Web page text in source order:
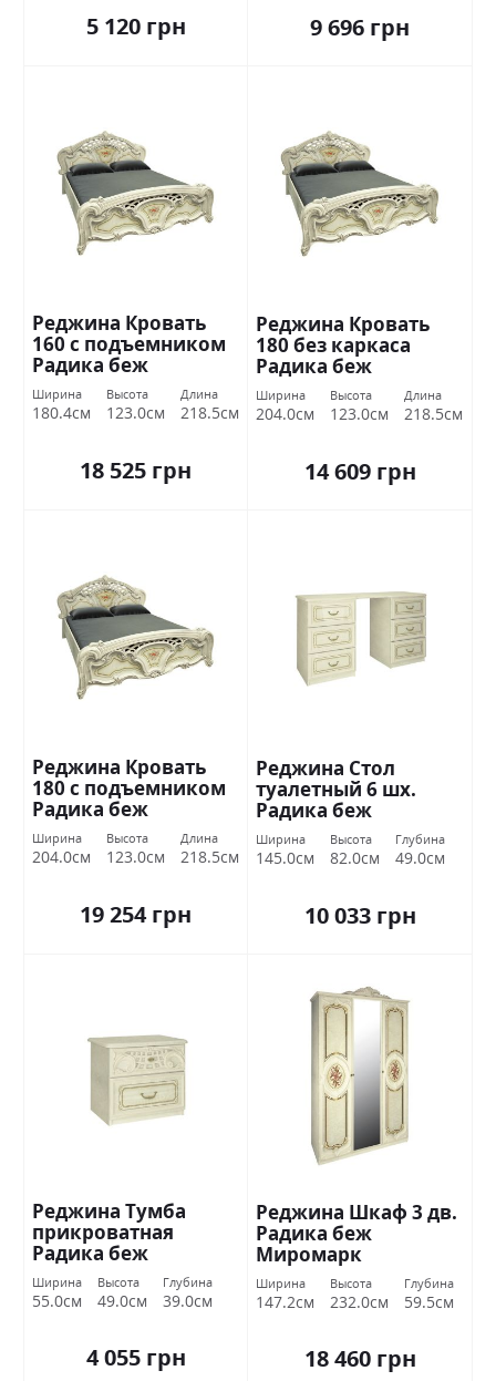
5 120 грн 9 696 грн
Реджина Кровать
160 с подъемником
Радика беж
Миромарк
Ширина
180.4см
Высота
123.0см
Длина
218.5см
18 525 грн
Реджина Кровать
180 без каркаса
Радика беж
Миромарк
Ширина
204.0см
Высота
123.0см
Длина
218.5см
14 609 грн
Реджина Кровать
180 с подъемником
Радика беж
Миромарк
Ширина
204.0см
Высота
123.0см
Длина
218.5см
19 254 грн
Реджина Стол
туалетный 6 шх.
Радика беж
Миромарк
Ширина
145.0см
Высота
82.0см
Глубина
49.0см
10 033 грн
Реджина Тумба
прикроватная
Радика беж
Миромарк
Ширина
55.0см
Высота
49.0см
Глубина
39.0см
4 055 грн
Реджина Шкаф 3 дв.
Радика беж
Миромарк
Ширина
147.2см
Высота
232.0см
Глубина
59.5см
18 460 грн